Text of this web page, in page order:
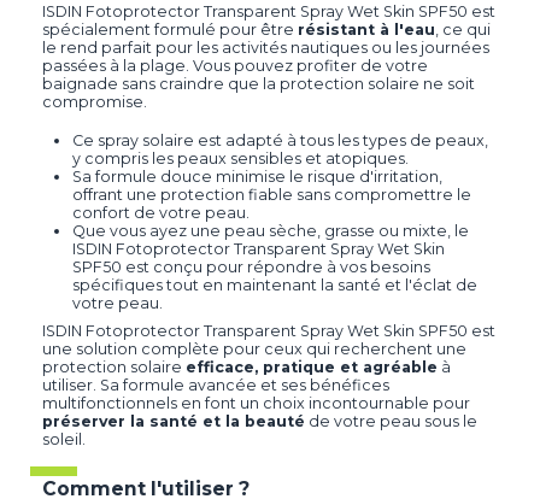
ISDIN Fotoprotector Transparent Spray Wet Skin SPF50 est
spécialement formulé pour être résistant à l'eau , ce qui
le rend parfait pour les activités nautiques ou les journées
passées à la plage. Vous pouvez profiter de votre
baignade sans craindre que la protection solaire ne soit
compromise.
Ce spray solaire est adapté à tous les types de peaux,
y compris les peaux sensibles et atopiques.
Sa formule douce minimise le risque d'irritation,
offrant une protection fiable sans compromettre le
confort de votre peau.
Que vous ayez une peau sèche, grasse ou mixte, le
ISDIN Fotoprotector Transparent Spray Wet Skin
SPF50 est conçu pour répondre à vos besoins
spécifiques tout en maintenant la santé et l'éclat de
votre peau.
ISDIN Fotoprotector Transparent Spray Wet Skin SPF50 est
une solution complète pour ceux qui recherchent une
protection solaire efficace, pratique et agréable à
utiliser. Sa formule avancée et ses bénéfices
multifonctionnels en font un choix incontournable pour
préserver la santé et la beauté de votre peau sous le
soleil.
Comment l'utiliser ?